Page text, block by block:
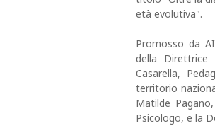
età evolutiva".
Promosso da
della Direttrice
Casarella,
territorio
Matilde
Psicologo, e la